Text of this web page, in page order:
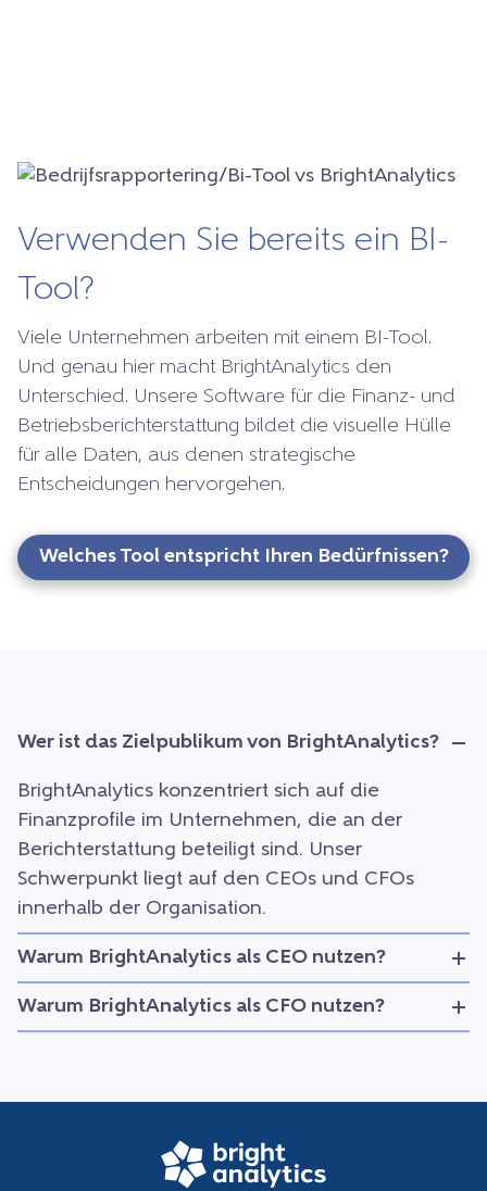
Verwenden Sie bereits ein BI-
Tool?
Viele Unternehmen arbeiten mit einem BI-Tool.
Und genau hier macht BrightAnalytics den
Unterschied. Unsere Software für die Finanz- und
Betriebsberichterstattung bildet die visuelle Hülle
für alle Daten, aus denen strategische
Entscheidungen hervorgehen.
Welches Tool entspricht Ihren Bedürfnissen?
Wer ist das Zielpublikum von BrightAnalytics?
BrightAnalytics konzentriert sich auf die
Finanzprofile im Unternehmen, die an der
Berichterstattung beteiligt sind. Unser
Schwerpunkt liegt auf den CEOs und CFOs
innerhalb der Organisation.
Warum BrightAnalytics als CEO nutzen?
Warum BrightAnalytics als CFO nutzen?